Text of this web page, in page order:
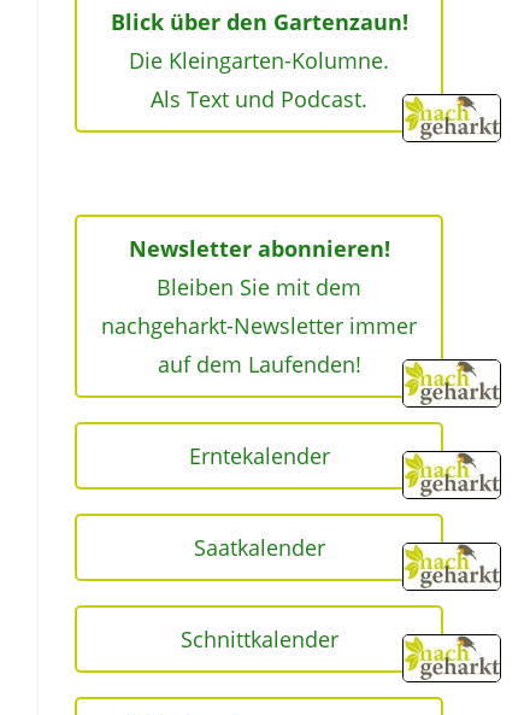
Blick über den Gartenzaun!
Die Kleingarten-Kolumne.
Als Text und Podcast.
Newsletter abonnieren!
Bleiben Sie mit dem
nachgeharkt-Newsletter immer
auf dem Laufenden!
Erntekalender
Saatkalender
Schnittkalender